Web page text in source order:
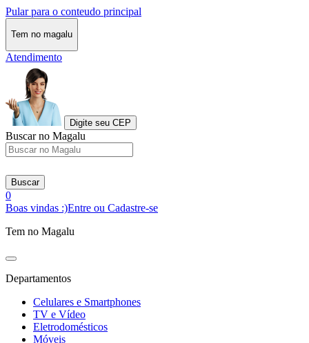
Pular para o conteudo principal
Tem no magalu
Atendimento
Digite seu CEP
Buscar no Magalu
Buscar
0
Boas vindas :)Entre ou Cadastre-se
Tem no Magalu
Departamentos
Celulares e Smartphones
TV e Vídeo
Eletrodomésticos
Móveis